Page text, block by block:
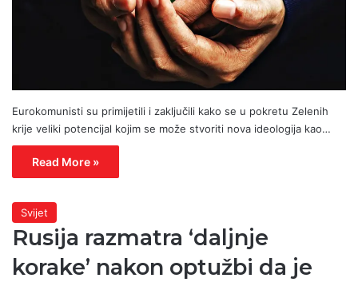
Eurokomunisti su primijetili i zaključili kako se u pokretu Zelenih
krije veliki potencijal kojim se može stvoriti nova ideologija kao…
Read More »
Svijet
Rusija razmatra ‘daljnje
korake’ nakon optužbi da je